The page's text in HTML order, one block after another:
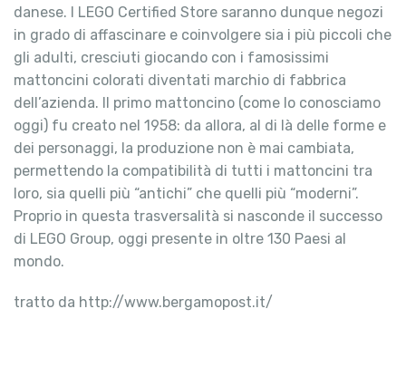
danese. I LEGO Certified Store saranno dunque negozi
in grado di affascinare e coinvolgere sia i più piccoli che
gli adulti, cresciuti giocando con i famosissimi
mattoncini colorati diventati marchio di fabbrica
dell’azienda. Il primo mattoncino (come lo conosciamo
oggi) fu creato nel 1958: da allora, al di là delle forme e
dei personaggi, la produzione non è mai cambiata,
permettendo la compatibilità di tutti i mattoncini tra
loro, sia quelli più “antichi” che quelli più “moderni”.
Proprio in questa trasversalità si nasconde il successo
di LEGO Group, oggi presente in oltre 130 Paesi al
mondo.
tratto da http://www.bergamopost.it/